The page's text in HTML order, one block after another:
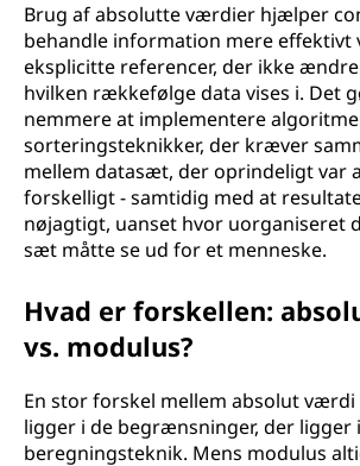
Brug af absolutte værdier hjælper
behandle information mere effektivt
eksplicitte referencer, der ikke
hvilken rækkefølge data vises i. Det
nemmere at implementere
sorteringsteknikker, der kræver
mellem datasæt, der oprindeligt var
forskelligt - samtidig med at
nøjagtigt, uanset hvor uorganiseret
sæt måtte se ud for et menneske.
Hvad er forskellen:
vs. modulus?
En stor forskel mellem absolut
ligger i de begrænsninger, der ligger
beregningsteknik. Mens modulus